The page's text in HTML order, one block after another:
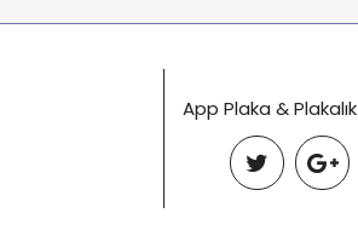
App Plaka & Plakalık